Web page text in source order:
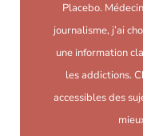
Placebo.
journalisme, j’ai
une information
les addictions.
accessibles des